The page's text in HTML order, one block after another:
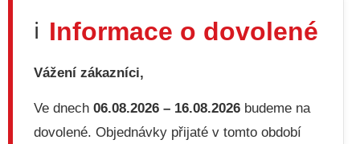
ℹ️ Informace o dovolené
Vážení zákazníci,
Ve dnech 06.08.2026 – 16.08.2026 budeme na
dovolené. Objednávky přijaté v tomto období